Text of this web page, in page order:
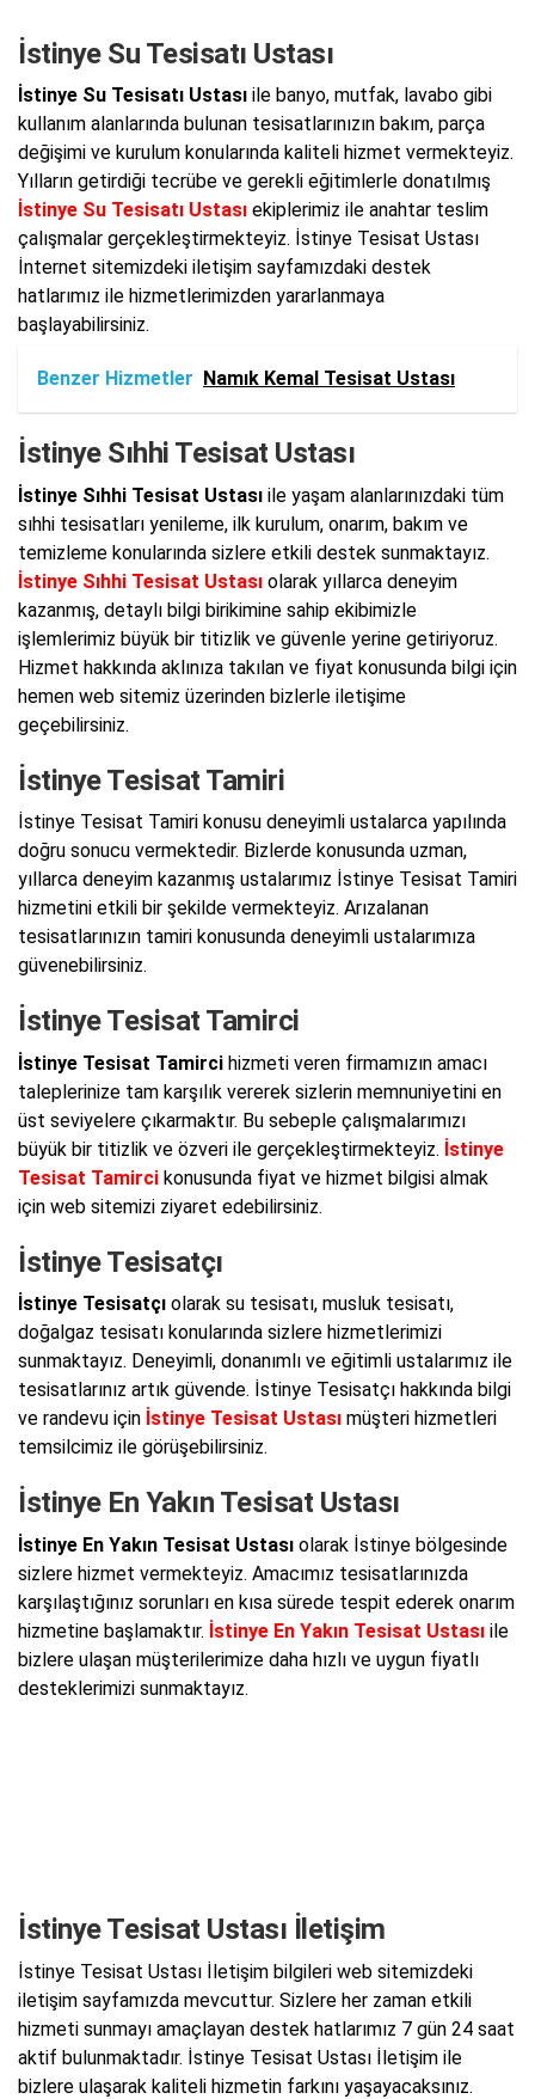
İstinye Su Tesisatı Ustası
İstinye Su Tesisatı Ustası ile banyo, mutfak, lavabo gibi
kullanım alanlarında bulunan tesisatlarınızın bakım, parça
değişimi ve kurulum konularında kaliteli hizmet vermekteyiz.
Yılların getirdiği tecrübe ve gerekli eğitimlerle donatılmış
İstinye Su Tesisatı Ustası ekiplerimiz ile anahtar teslim
çalışmalar gerçekleştirmekteyiz. İstinye Tesisat Ustası
İnternet sitemizdeki iletişim sayfamızdaki destek
hatlarımız ile hizmetlerimizden yararlanmaya
başlayabilirsiniz.
Benzer Hizmetler Namık Kemal Tesisat Ustası
İstinye Sıhhi Tesisat Ustası
İstinye Sıhhi Tesisat Ustası ile yaşam alanlarınızdaki tüm
sıhhi tesisatları yenileme, ilk kurulum, onarım, bakım ve
temizleme konularında sizlere etkili destek sunmaktayız.
İstinye Sıhhi Tesisat Ustası olarak yıllarca deneyim
kazanmış, detaylı bilgi birikimine sahip ekibimizle
işlemlerimiz büyük bir titizlik ve güvenle yerine getiriyoruz.
Hizmet hakkında aklınıza takılan ve fiyat konusunda bilgi için
hemen web sitemiz üzerinden bizlerle iletişime
geçebilirsiniz.
İstinye Tesisat Tamiri
İstinye Tesisat Tamiri konusu deneyimli ustalarca yapılında
doğru sonucu vermektedir. Bizlerde konusunda uzman,
yıllarca deneyim kazanmış ustalarımız İstinye Tesisat Tamiri
hizmetini etkili bir şekilde vermekteyiz. Arızalanan
tesisatlarınızın tamiri konusunda deneyimli ustalarımıza
güvenebilirsiniz.
İstinye Tesisat Tamirci
İstinye Tesisat Tamirci hizmeti veren firmamızın amacı
taleplerinize tam karşılık vererek sizlerin memnuniyetini en
üst seviyelere çıkarmaktır. Bu sebeple çalışmalarımızı
büyük bir titizlik ve özveri ile gerçekleştirmekteyiz. İstinye
Tesisat Tamirci konusunda fiyat ve hizmet bilgisi almak
için web sitemizi ziyaret edebilirsiniz.
İstinye Tesisatçı
İstinye Tesisatçı olarak su tesisatı, musluk tesisatı,
doğalgaz tesisatı konularında sizlere hizmetlerimizi
sunmaktayız. Deneyimli, donanımlı ve eğitimli ustalarımız ile
tesisatlarınız artık güvende. İstinye Tesisatçı hakkında bilgi
ve randevu için İstinye Tesisat Ustası müşteri hizmetleri
temsilcimiz ile görüşebilirsiniz.
İstinye En Yakın Tesisat Ustası
İstinye En Yakın Tesisat Ustası olarak İstinye bölgesinde
sizlere hizmet vermekteyiz. Amacımız tesisatlarınızda
karşılaştığınız sorunları en kısa sürede tespit ederek onarım
hizmetine başlamaktır. İstinye En Yakın Tesisat Ustası ile
bizlere ulaşan müşterilerimize daha hızlı ve uygun fiyatlı
desteklerimizi sunmaktayız.
İstinye Tesisat Ustası İletişim
İstinye Tesisat Ustası İletişim bilgileri web sitemizdeki
iletişim sayfamızda mevcuttur. Sizlere her zaman etkili
hizmeti sunmayı amaçlayan destek hatlarımız 7 gün 24 saat
aktif bulunmaktadır. İstinye Tesisat Ustası İletişim ile
bizlere ulaşarak kaliteli hizmetin farkını yaşayacaksınız.